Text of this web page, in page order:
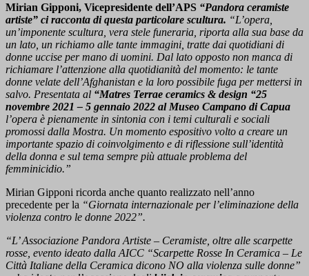
Mirian Gipponi, Vicepresidente dell’APS “Pandora ceramiste
artiste” ci racconta di questa particolare scultura. “L’opera,
un’imponente scultura, vera stele funeraria, riporta alla sua base da
un lato, un richiamo alle tante immagini, tratte dai quotidiani di
donne uccise per mano di uomini. Dal lato opposto non manca di
richiamare l’attenzione alla quotidianità del momento: le tante
donne velate dell’Afghanistan e la loro possibile fuga per mettersi in
salvo. Presentata al “Matres Terrae ceramics & design “25
novembre 2021 – 5 gennaio 2022 al Museo Campano di Capua
l’opera è pienamente in sintonia con i temi culturali e sociali
promossi dalla Mostra. Un momento espositivo volto a creare un
importante spazio di coinvolgimento e di riflessione sull’identità
della donna e sul tema sempre più attuale problema del
femminicidio.”
Mirian Gipponi ricorda anche quanto realizzato nell’anno
precedente per la “Giornata internazionale per l’eliminazione della
violenza contro le donne 2022”.
“L’ Associazione Pandora Artiste – Ceramiste, oltre alle scarpette
rosse, evento ideato dalla AICC “Scarpette Rosse In Ceramica – Le
Città Italiane della Ceramica dicono NO alla violenza sulle donne”